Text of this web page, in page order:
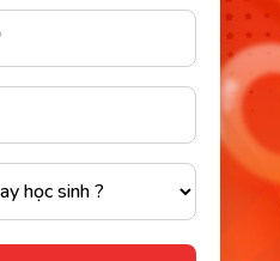
I + am + V_ing + (O)
We/ they/ you + are + V_ing
She/ he/ it + is + V_ing +
I + am + not + V_ing + (O)